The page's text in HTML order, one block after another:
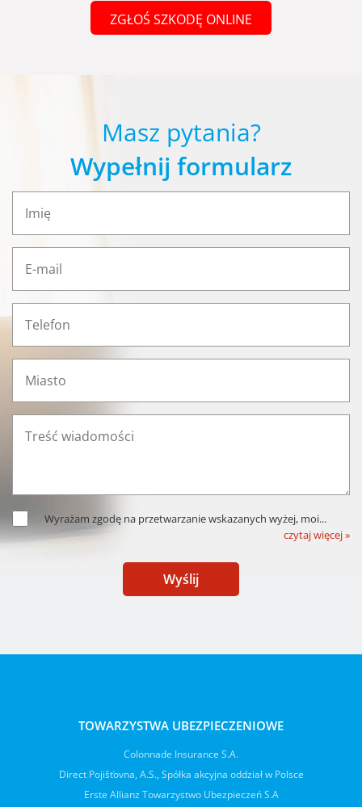
ZGŁOŚ SZKODĘ ONLINE
Masz pytania?
Wypełnij formularz
Wyrażam zgodę na przetwarzanie wskazanych wyżej, moi...
czytaj więcej »
Wyślij
TOWARZYSTWA UBEZPIECZENIOWE
Colonnade Insurance S.A.
Direct Pojišťovna, A.S., Spółka akcyjna oddział w Polsce
Erste Allianz Towarzystwo Ubezpieczeń S.A